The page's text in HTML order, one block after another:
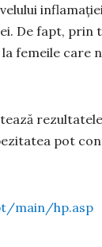
De fapt, prin
femeile care
pot
main/hp.asp